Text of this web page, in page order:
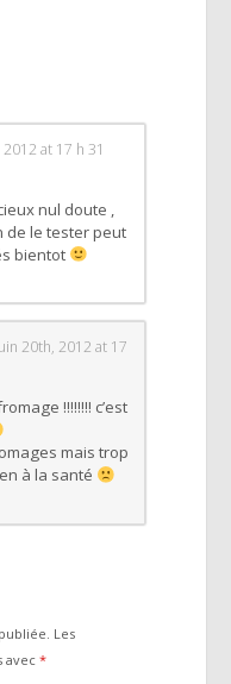
at 17 h 31
nul doute ,
de le tester peut
bientot
20th, 2012 at 17
!!!!!!!! c’est
mais trop
à la santé
Les
avec*